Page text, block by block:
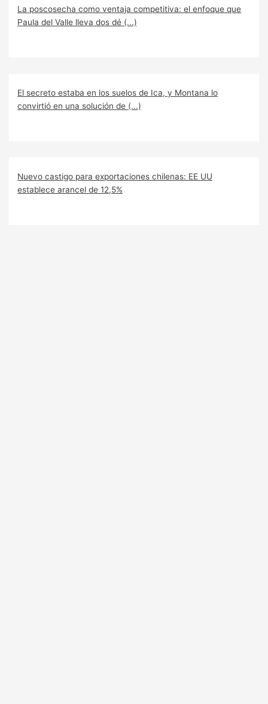
La poscosecha como ventaja competitiva: el enfoque que
Paula del Valle lleva dos dé (...)
El secreto estaba en los suelos de Ica, y Montana lo
convirtió en una solución de (...)
Nuevo castigo para exportaciones chilenas: EE UU
establece arancel de 12,5%